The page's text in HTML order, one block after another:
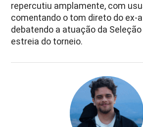
repercutiu amplamente, com
comentando o tom direto do ex-
debatendo a atuação da
estreia do torneio.